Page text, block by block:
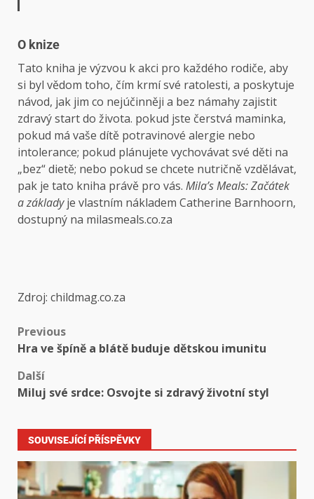
O knize
Tato kniha je výzvou k akci pro každého rodiče, aby
si byl vědom toho, čím krmí své ratolesti, a poskytuje
návod, jak jim co nejúčinněji a bez námahy zajistit
zdravý start do života. pokud jste čerstvá maminka,
pokud má vaše dítě potravinové alergie nebo
intolerance; pokud plánujete vychovávat své děti na
„bez“ dietě; nebo pokud se chcete nutričně vzdělávat,
pak je tato kniha právě pro vás. Mila’s Meals: Začátek
a základyje vlastním nákladem Catherine Barnhoorn,
dostupný na milasmeals.co.za
Zdroj: childmag.co.za
Previous
Hra ve špíně a blátě buduje dětskou imunitu
Další
Miluj své srdce: Osvojte si zdravý životní styl
SOUVISEJÍCÍ PŘÍSPĚVKY